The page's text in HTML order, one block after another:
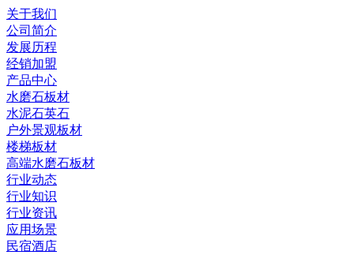
关于我们
公司简介
发展历程
经销加盟
产品中心
水磨石板材
水泥石英石
户外景观板材
楼梯板材
高端水磨石板材
行业动态
行业知识
行业资讯
应用场景
民宿酒店